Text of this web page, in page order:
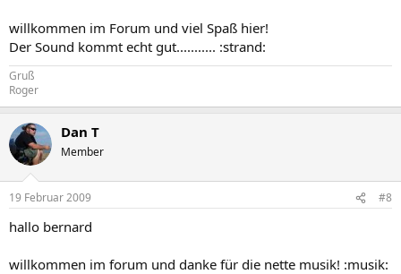
willkommen im Forum und viel Spaß hier!
Der Sound kommt echt gut........... :strand:
Gruß
Roger
Dan T
Member
19 Februar 2009 #8
hallo bernard
willkommen im forum und danke für die nette musik! :musik: